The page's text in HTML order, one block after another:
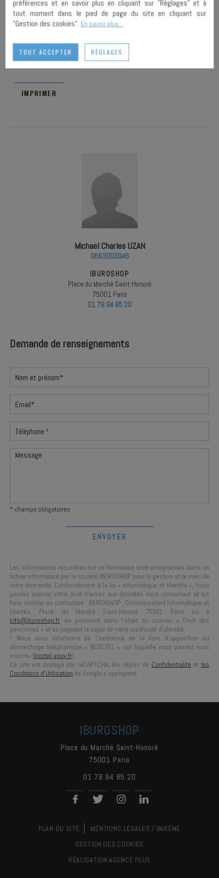
Emplacement :numéro 1
AJOUTER À
MA
SÉLECTION
ENVOYER À
UN AMI
IMPRIMER
Michael Charles UZAN
0663003946
IBUROSHOP
Place du Marché Saint-Honoré
75001 Paris
01 78 94 85 20
Demande de renseignements
* champs obligatoires
Les informations recueillies sur ce formulaire sont enregistrées dans un
fichier informatisé par la société IBUROSHOP pour la gestion et le suivi de
votre demande. Conformément à la loi « informatique et libertés », Vous
pouvez exercer votre droit d'accès aux données vous concernant et les
faire rectifier en contactant : IBUROSHOP , Correspondant Informatique et
libertés, Place du Marché Saint-Honoré 75001 Paris ou à
info@iburoshop.fr, en précisant dans l’objet du courrier « Droit des
personnes » et en joignant la copie de votre justificatif d’identité.
¹ Nous vous informons de l’existence de la liste d’opposition au
démarchage téléphonique « BLOCTEL » sur laquelle vous pouvez vous
inscrire (bloctel.gouv.fr).
Ce site est protégé par reCAPTCHA, les règles de Confidentialité et les
Conditions d'Utilisation de Google s'appliquent.
IBUROSHOP
Place du Marché Saint-Honoré
75001 Paris
01 78 94 85 20
PLAN DU SITE
MENTIONS LÉGALES / BARÈME
GESTION DES COOKIES
RÉALISATIONAGENCE PLUS
préférences et en savoir plus en cliquant sur "Réglages" et à
tout moment dans le pied de page du site en cliquant sur
"Gestion des cookies". En savoir plus...
TOUT ACCEPTER RÉGLAGES